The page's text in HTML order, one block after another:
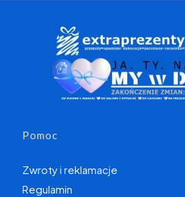
Linki w stopce
Pomoc
Zwroty i reklamacje
Regulamin